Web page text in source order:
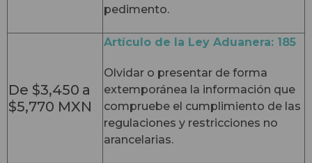
pedimento.
De $3,450 a
$5,770 MXN
Artículo de la Ley Aduanera: 185
Olvidar o presentar de forma
extemporánea la información que
compruebe el cumplimiento de las
regulaciones y restricciones no
arancelarias.